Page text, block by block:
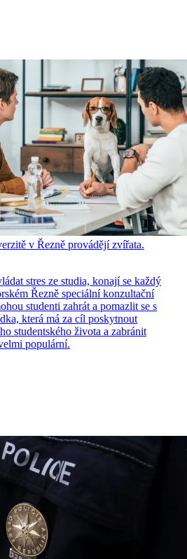
v Řezně provádějí zvířata.
stres ze studia, konají se každý
Řezně speciální konzultační
studenti zahrát a pomazlit se s
která má za cíl poskytnout
studentského života a zabránit
populární.